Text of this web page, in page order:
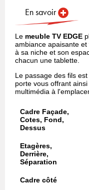
En savoir
Le meuble TV EDGE
ambiance apaisante
à sa niche et son
chacun une tablette.
Le passage des fils
porte vous offrant
multimédia à
Cadre Façade,
Cotes, Fond,
Dessus
Etagères,
Derrière,
Séparation
Cadre côté